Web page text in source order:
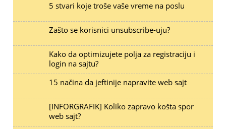
5 stvari koje troše vaše vreme na poslu
Zašto se korisnici unsubscribe-uju?
Kako da optimizujete polja za registraciju i
login na sajtu?
15 načina da jeftinije napravite web sajt
[INFORGRAFIK] Koliko zapravo košta spor
web sajt?